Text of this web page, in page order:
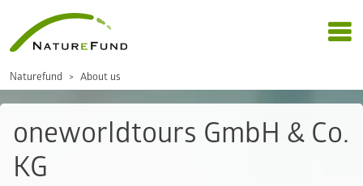
Naturefund About us
oneworldtours GmbH & Co.
KG